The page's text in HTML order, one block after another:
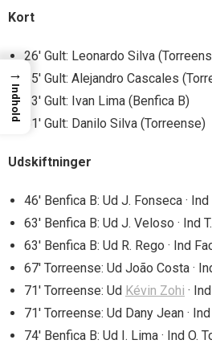
Kort
26′ Gult: Leonardo Silva
55′ Gult: Alejandro Cascales
63′ Gult: Ivan Lima (Benfica B)
81′ Gult: Danilo Silva (Torreense)
Udskiftninger
46′ Benfica B: Ud J. Fonseca ·
63′ Benfica B: Ud J. Veloso · Ind
63′ Benfica B: Ud R. Rego · Ind
67′ Torreense: Ud João Costa ·
71′ Torreense: Ud Kévin Zohi ·
71′ Torreense: Ud Dany Jean ·
74′ Benfica B: Ud I. Lima · Ind O.
→
Indhold